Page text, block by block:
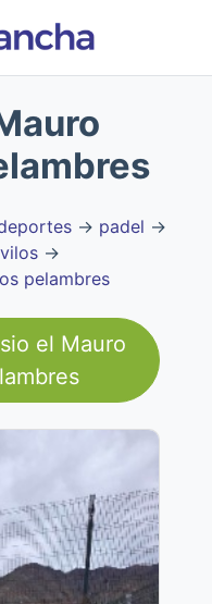
→ padel →
→
pelambres
el Mauro